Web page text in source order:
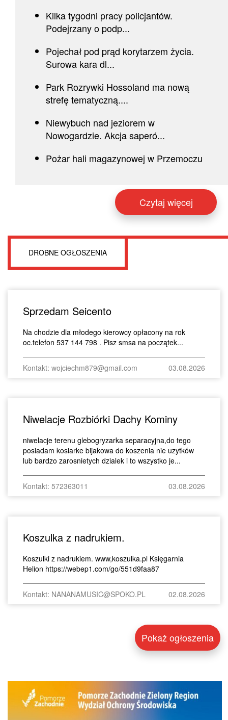
Kilka tygodni pracy policjantów.
Podejrzany o podp...
Pojechał pod prąd korytarzem życia.
Surowa kara dl...
Park Rozrywki Hossoland ma nową
strefę tematyczną....
Niewybuch nad jeziorem w
Nowogardzie. Akcja saperó...
Pożar hali magazynowej w Przemoczu
Czytaj więcej
DROBNE OGŁOSZENIA
Sprzedam Seicento
Na chodzie dla młodego kierowcy opłacony na rok
oc.telefon 537 144 798 . Pisz smsa na początek...
Kontakt: wojciechm879@gmail.com 03.08.2026
Niwelacje Rozbiórki Dachy Kominy
niwelacje terenu glebogryzarka separacyjna,do tego
posiadam kosiarke bijakowa do koszenia nie uzytków
lub bardzo zarosnietych dzialek i to wszystko je...
Kontakt: 572363011 03.08.2026
Koszulka z nadrukiem.
Koszulki z nadrukiem. www,koszulka.pl Księgarnia
Helion https://webep1.com/go/551d9faa87
Kontakt: NANANAMUSIC@SPOKO.PL 02.08.2026
Pokaż ogłoszenia